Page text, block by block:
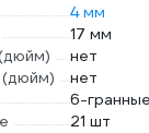
4 мм
17 мм
нет
(дюйм)
нет
6-гранные
21 шт